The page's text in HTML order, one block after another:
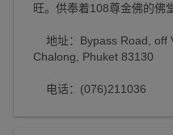
旺。供奉着108尊金佛的佛
地址：Bypass Road, off
Chalong, Phuket 83130
电话：(076)211036